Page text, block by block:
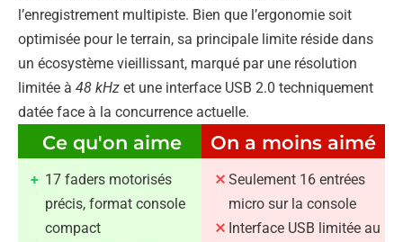
l’enregistrement multipiste. Bien que l’ergonomie soit
optimisée pour le terrain, sa principale limite réside dans
un écosystème vieillissant, marqué par une résolution
limitée à 48 kHz et une interface USB 2.0 techniquement
datée face à la concurrence actuelle.
Ce qu'on aime
17 faders motorisés
précis, format console
compact
On a moins aimé
Seulement 16 entrées
micro sur la console
Interface USB limitée au